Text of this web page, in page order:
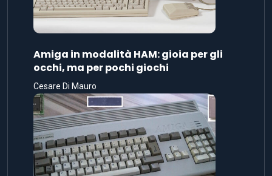
Amiga in modalità HAM: gioia per gli
occhi, ma per pochi giochi
Cesare Di Mauro